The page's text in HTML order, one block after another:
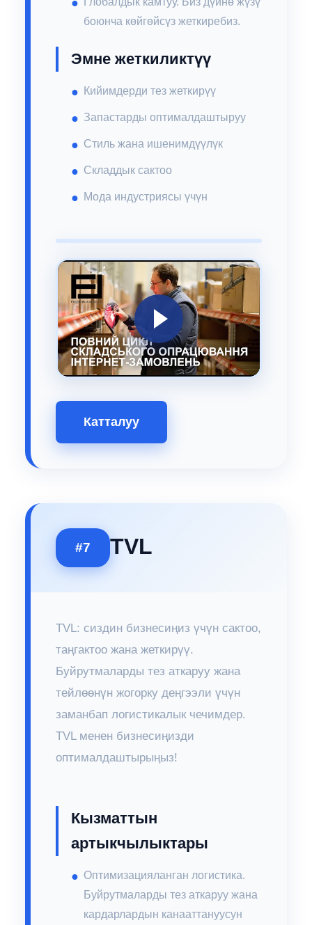
боюнча көйгөйсүз жеткиребиз.
Эмне жеткиликтүү
Кийимдерди тез жеткирүү
Запастарды оптималдаштыруу
Стиль жана ишенимдүүлүк
Складдык сактоо
Мода индустриясы үчүн
Катталуу
#7 TVL
TVL: сиздин бизнесиңиз үчүн сактоо,
таңгактоо жана жеткирүү.
Буйрутмаларды тез аткаруу жана
тейлөөнүн жогорку деңгээли үчүн
заманбап логистикалык чечимдер.
TVL менен бизнесиңизди
оптималдаштырыңыз!
Кызматтын
артыкчылыктары
Оптимизацияланган логистика.
Буйрутмаларды тез аткаруу жана
кардарлардын канааттануусун